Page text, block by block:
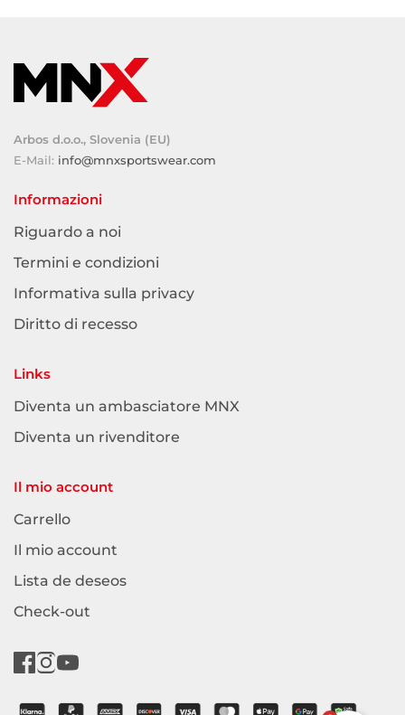
Arbos d.o.o., Slovenia (EU)
E-Mail: info@mnxsportswear.com
Informazioni
Riguardo a noi
Termini e condizioni
Informativa sulla privacy
Diritto di recesso
Links
Diventa un ambasciatore MNX
Diventa un rivenditore
Il mio account
Carrello
Il mio account
Lista de deseos
Check-out